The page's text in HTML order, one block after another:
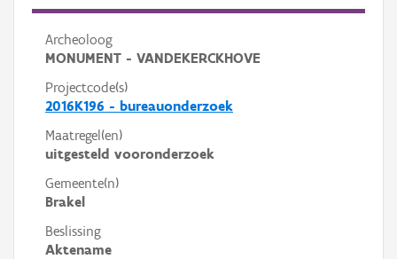
Archeoloog
MONUMENT - VANDEKERCKHOVE
Projectcode(s)
2016K196 - bureauonderzoek
Maatregel(en)
uitgesteld vooronderzoek
Gemeente(n)
Brakel
Beslissing
Aktename